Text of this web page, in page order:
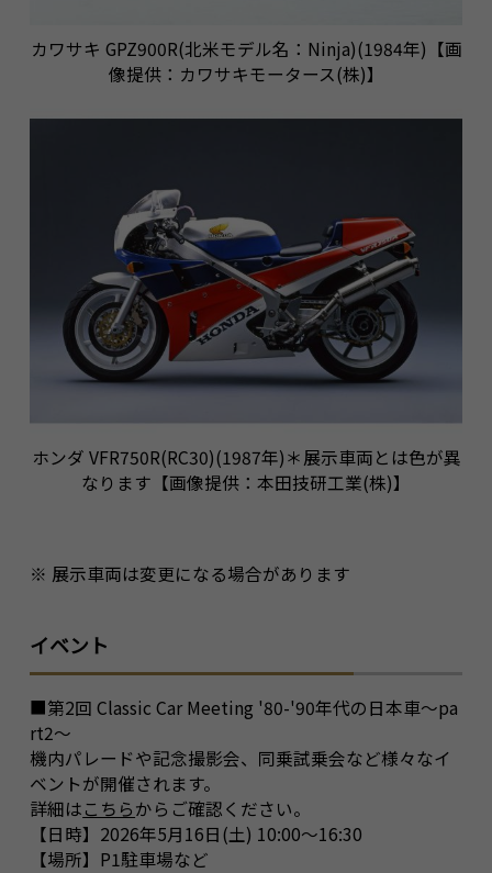
カワサキ GPZ900R(北米モデル名：Ninja)(1984年)【画
像提供：カワサキモータース(株)】
ホンダ VFR750R(RC30)(1987年)＊展示車両とは色が異
なります【画像提供：本田技研工業(株)】
※ 展示車両は変更になる場合があります
イベント
■第2回 Classic Car Meeting '80-'90年代の日本車～pa
rt2～
機内パレードや記念撮影会、同乗試乗会など様々なイ
ベントが開催されます。
詳細はこちらからご確認ください。
【日時】2026年5月16日(土) 10:00～16:30
【場所】P1駐車場など